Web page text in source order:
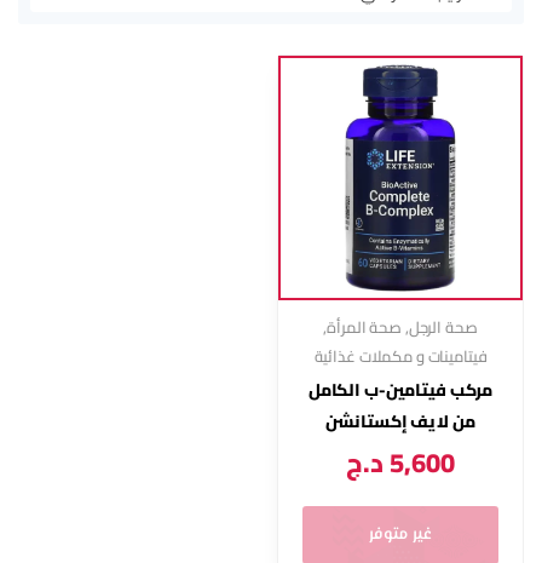
صحة الرجل,صحة المرأة,
فيتامينات و مكملات غذائية
مركب فيتامين-ب الكامل
من لايف إكستانشن
5,600د.ج
غير متوفر